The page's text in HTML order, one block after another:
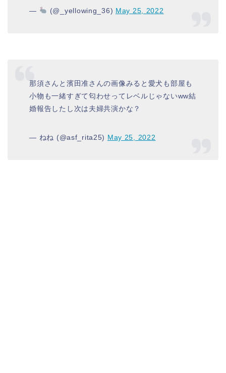
— (@_yellowing_36) May 25, 2022
那須さんと濱田准さんの画像みると愛犬も部屋も
小物も一緒すぎて匂わせってレベルじゃないww結
婚報告したし次は夫婦共演かな？
— ねね (@asf_rita25) May 25, 2022